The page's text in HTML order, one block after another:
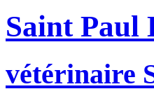
Saint Paul
vétérinaire